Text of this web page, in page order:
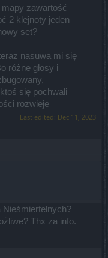
mapy zawartość
2 klejnoty jeden
set?
nasuwa mi się
różne głosy i
się pochwali
rozwieje
Last edited: Dec 11, 2023
Nieśmiertelnych?
Thx za info.